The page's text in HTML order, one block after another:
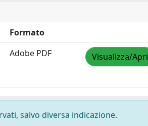
Formato
Adobe PDF Visualizza/Apri
salvo diversa indicazione.